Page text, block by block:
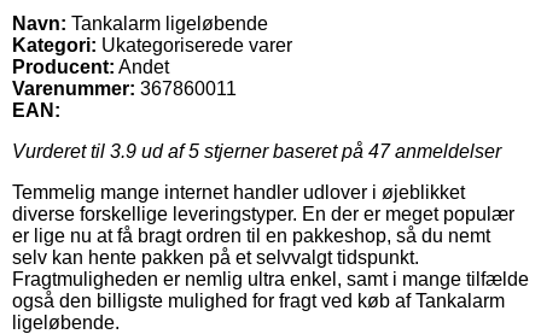
Navn: Tankalarm ligeløbende
Kategori: Ukategoriserede varer
Producent: Andet
Varenummer: 367860011
EAN:
Vurderet til 3.9 ud af 5 stjerner baseret på 47anmeldelser
Temmelig mange internet handler udlover i øjeblikket
diverse forskellige leveringstyper. En der er meget populær
er lige nu at få bragt ordren til en pakkeshop, så du nemt
selv kan hente pakken på et selvvalgt tidspunkt.
Fragtmuligheden er nemlig ultra enkel, samt i mange tilfælde
også den billigste mulighed for fragt ved køb af Tankalarm
ligeløbende.